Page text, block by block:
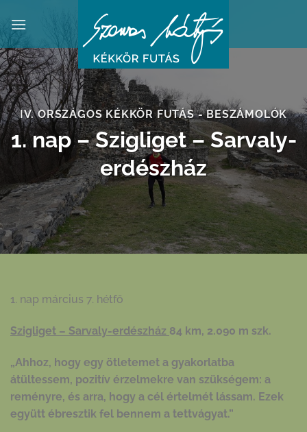
content
IV. ORSZÁGOS KÉKKÖR FUTÁS - BESZÁMOLÓK
1. nap – Szigliget – Sarvaly-
erdészház
1. nap március 7. hétfő
Szigliget – Sarvaly-erdészház 84 km, 2.090 m szk.
„Ahhoz, hogy egy ötletemet a gyakorlatba
átültessem, pozitív érzelmekre van szükségem: a
reményre, és arra, hogy a cél értelmét lássam. Ezek
együtt ébresztik fel bennem a tettvágyat.”